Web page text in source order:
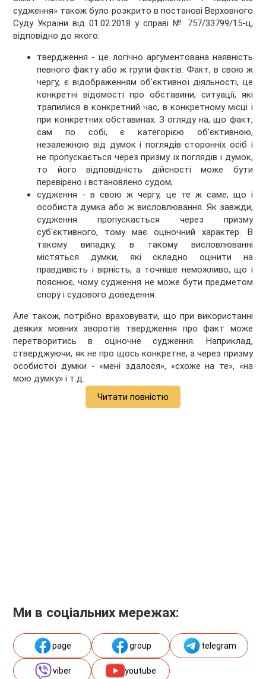
судження» також було розкрито в постанові Верховного
Суду України від 01.02.2018 у справі № 757/33799/15-ц,
відповідно до якого:
твердження - це логічно аргументована наявність
певного факту або ж групи фактів. Факт, в свою ж
чергу, є відображенням об'єктивної діяльності, це
конкретні відомості про обставини, ситуації, які
трапилися в конкретний час, в конкретному місці і
при конкретних обставинах. З огляду на, що факт,
сам по собі, є категорією об'єктивною,
незалежною від думок і поглядів сторонніх осіб і
не пропускається через призму їх поглядів і думок,
то його відповідність дійсності може бути
перевірено і встановлено судом;
судження - в свою ж чергу, це те ж саме, що і
особиста думка або ж висловлювання. Як завжди,
судження пропускається через призму
суб'єктивного, тому має оціночний характер. В
такому випадку, в такому висловлюванні
містяться думки, які складно оцінити на
правдивість і вірність, а точніше неможливо, що і
пояснює, чому судження не може бути предметом
спору і судового доведення.
Але також, потрібно враховувати, що при використанні
деяких мовних зворотів твердження про факт може
перетворитись в оціночне судження. Наприклад,
стверджуючи, як не про щось конкретне, а через призму
особистої думки - «мені здалося», «схоже на те», «на
мою думку» і т.д.
Читати повністю
Ми в соціальних мережах:
page group telegram
viber youtube